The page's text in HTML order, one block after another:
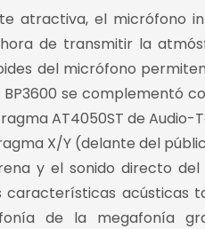
atractiva, el micrófono
de transmitir la
del micrófono
se complementó
AT4050ST de Audio-
X/Y (delante del
y el sonido directo del
características acústicas
de la megafonía